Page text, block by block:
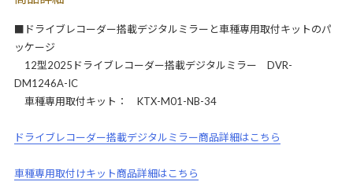
■ドライブレコーダー搭載デジタルミラーと車種専用取付キットのパ
ッケージ
12型2025ドライブレコーダー搭載デジタルミラー DVR-
DM1246A-IC
車種専用取付キット： KTX-M01-NB-34
ドライブレコーダー搭載デジタルミラー商品詳細はこちら
車種専用取付けキット商品詳細はこちら